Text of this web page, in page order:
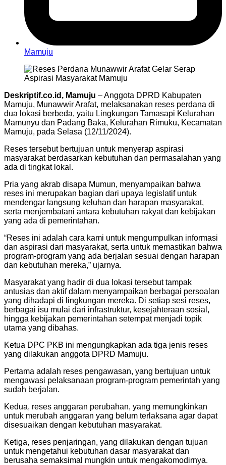
Mamuju
Deskriptif.co.id, Mamuju – Anggota DPRD Kabupaten
Mamuju, Munawwir Arafat, melaksanakan reses perdana di
dua lokasi berbeda, yaitu Lingkungan Tamasapi Kelurahan
Mamunyu dan Padang Baka, Kelurahan Rimuku, Kecamatan
Mamuju, pada Selasa (12/11/2024).
Reses tersebut bertujuan untuk menyerap aspirasi
masyarakat berdasarkan kebutuhan dan permasalahan yang
ada di tingkat lokal.
Pria yang akrab disapa Mumun, menyampaikan bahwa
reses ini merupakan bagian dari upaya legislatif untuk
mendengar langsung keluhan dan harapan masyarakat,
serta menjembatani antara kebutuhan rakyat dan kebijakan
yang ada di pemerintahan.
“Reses ini adalah cara kami untuk mengumpulkan informasi
dan aspirasi dari masyarakat, serta untuk memastikan bahwa
program-program yang ada berjalan sesuai dengan harapan
dan kebutuhan mereka,” ujarnya.
Masyarakat yang hadir di dua lokasi tersebut tampak
antusias dan aktif dalam menyampaikan berbagai persoalan
yang dihadapi di lingkungan mereka. Di setiap sesi reses,
berbagai isu mulai dari infrastruktur, kesejahteraan sosial,
hingga kebijakan pemerintahan setempat menjadi topik
utama yang dibahas.
Ketua DPC PKB ini mengungkapkan ada tiga jenis reses
yang dilakukan anggota DPRD Mamuju.
Pertama adalah reses pengawasan, yang bertujuan untuk
mengawasi pelaksanaan program-program pemerintah yang
sudah berjalan.
Kedua, reses anggaran perubahan, yang memungkinkan
untuk merubah anggaran yang belum terlaksana agar dapat
disesuaikan dengan kebutuhan masyarakat.
Ketiga, reses penjaringan, yang dilakukan dengan tujuan
untuk mengetahui kebutuhan dasar masyarakat dan
berusaha semaksimal mungkin untuk mengakomodirnya.